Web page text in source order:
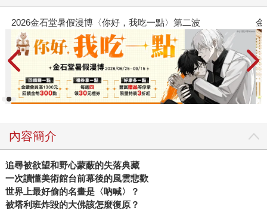
金石堂2026海外優惠：電子書
內容簡介
追尋被欲望和野心蒙蔽的失落典藏
一次讀懂美術館台前幕後的風雲悲歡
世界上最好偷的名畫是〈吶喊〉？
被塔利班炸毀的大佛該怎麼復原？